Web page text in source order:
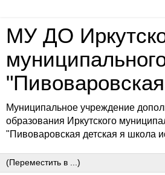
МУ ДО
Муниципальное учреждение
образования Иркутского
"Пивоваровская детская я школа